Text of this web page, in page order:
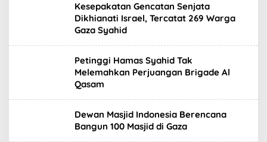
Kesepakatan Gencatan Senjata
Dikhianati Israel, Tercatat 269 Warga
Gaza Syahid
Petinggi Hamas Syahid Tak
Melemahkan Perjuangan Brigade Al
Qasam
Dewan Masjid Indonesia Berencana
Bangun 100 Masjid di Gaza